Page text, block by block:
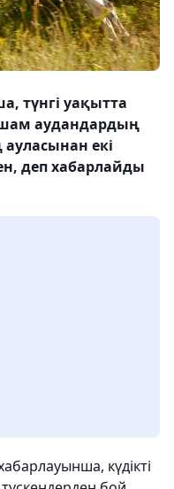
түнгі уақытта
аудандардың
ауласынан екі
деп хабарлайды
күдікті